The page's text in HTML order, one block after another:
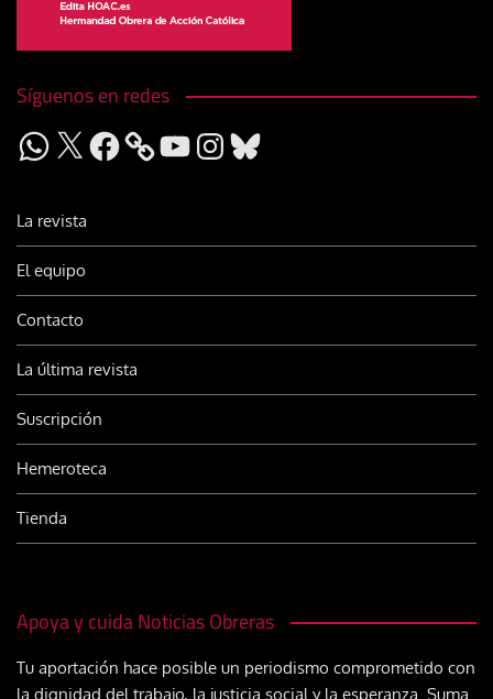
Síguenos en redes
WhatsApp
X Facebook YouTubeInstagram
Bluesky
La revista
El equipo
Contacto
La última revista
Suscripción
Hemeroteca
Tienda
Apoya y cuida Noticias Obreras
Tu aportación hace posible un periodismo comprometido con
la dignidad del trabajo, la justicia social y la esperanza. Suma